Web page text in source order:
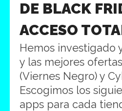
DE BLACK
ACCESO
Hemos investigado
y las mejores
(Viernes Negro) y
Escogimos los
apps para cada